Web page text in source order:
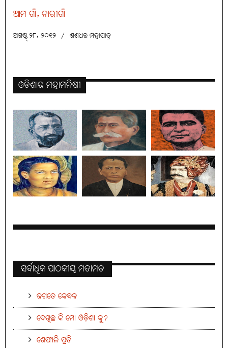
ଆମ ଗାଁ, ନାରୀଗାଁ
ଅଗଷ୍ଟ୍ ୨୮, ୨୦୧୨ / ଶଶଧର ମହାପାତ୍ର
ଓଡ଼ିଶାର ମହାମନିଷୀ
ସର୍ବାଧିକ ପାଠକୀୟ ମତାମତ
ଜଗତେ କେବଳ
ଦେଖିଛ କି ମୋ ଓଡ଼ିଶା କୁ?
ଶେଫାଳି ପ୍ରତି